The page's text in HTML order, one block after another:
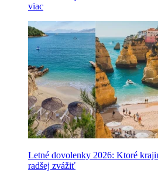
viac
Letné dovolenky 2026: Ktoré
radšej zvážiť